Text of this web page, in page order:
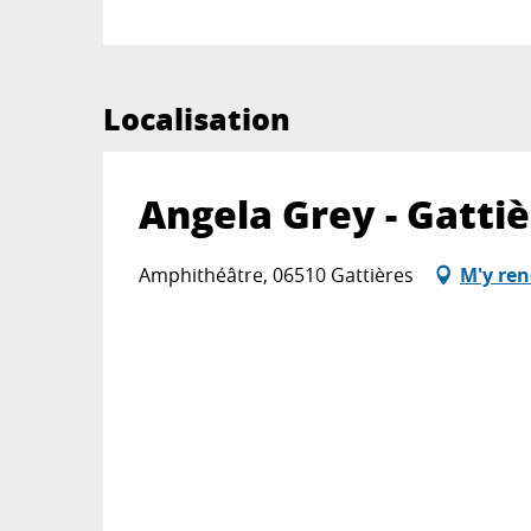
Localisation
Angela Grey -
Amphithéâtre, 06510 Gattières M'y